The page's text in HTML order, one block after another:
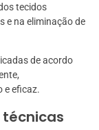
tecidos
e na eliminação de
de acordo
e eficaz.